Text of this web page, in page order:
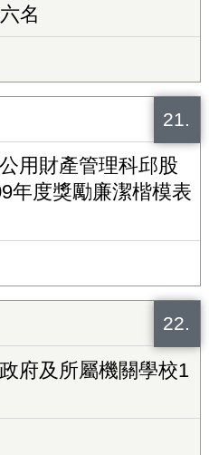
名
21.
用財產管理科邱股
年度獎勵廉潔楷模表
22.
府及所屬機關學校1